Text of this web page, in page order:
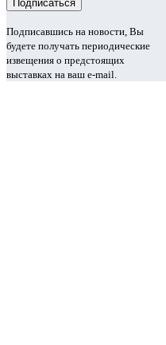
Подписавшись на новости, Вы
будете получать периодические
извещения о предстоящих
выставках на ваш e-mail.